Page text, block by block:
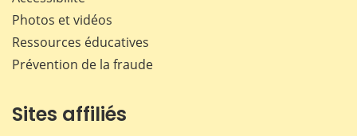
Photos et vidéos
Ressources éducatives
Prévention de la fraude
Sites affiliés